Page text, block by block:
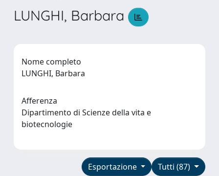
LUNGHI, Barbara
Nome completo
LUNGHI, Barbara
Afferenza
Dipartimento di Scienze della vita e
biotecnologie
Tutti (87)
Esportazione